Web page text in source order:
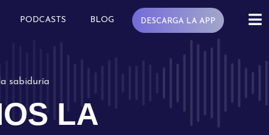
PODCASTS BLOG DESCARGA LA APP
sabiduría
LA